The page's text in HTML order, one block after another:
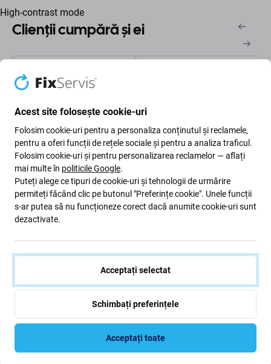
High-contrast mode
Clienții cumpără și ei
SBS - Caz Smooth Mag
cu MagSafe pentru
iPhone 14, albastru
ÎN STOC 1 buc
SBS - Caz Light Mag cu
MagSafe pentru iPhone
13 & 14, transparent
ÎN STOC 3 buc
Acest site folosește cookie-uri
Folosim cookie-uri pentru a personaliza conținutul și reclamele,
pentru a oferi funcții de rețele sociale și pentru a analiza traficul.
Folosim cookie-uri și pentru personalizarea reclamelor — aflați
mai multe în politicile Google.
Puteți alege ce tipuri de cookie-uri și tehnologii de urmărire
permiteți făcând clic pe butonul "Preferințe cookie". Unele funcții
s-ar putea să nu funcționeze corect dacă anumite cookie-uri sunt
dezactivate.
Acceptați selectat
Schimbați preferințele
Acceptați toate